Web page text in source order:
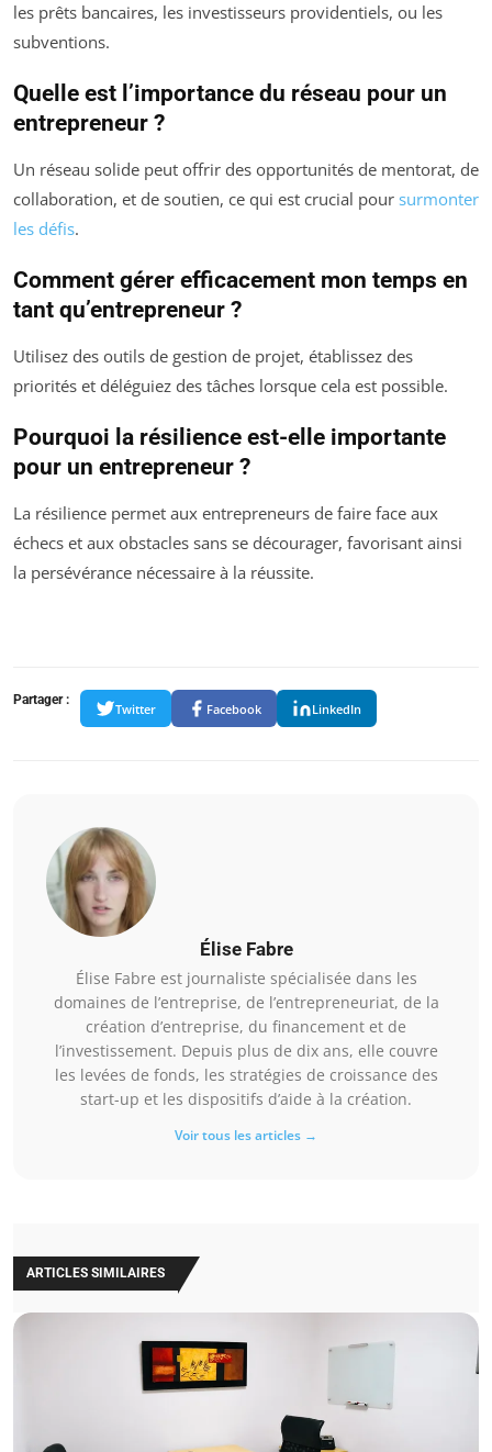
les prêts bancaires, les investisseurs providentiels, ou les
subventions.
Quelle est l’importance du réseau pour un
entrepreneur ?
Un réseau solide peut offrir des opportunités de mentorat, de
collaboration, et de soutien, ce qui est crucial pour surmonter
les défis.
Comment gérer efficacement mon temps en
tant qu’entrepreneur ?
Utilisez des outils de gestion de projet, établissez des
priorités et déléguiez des tâches lorsque cela est possible.
Pourquoi la résilience est-elle importante
pour un entrepreneur ?
La résilience permet aux entrepreneurs de faire face aux
échecs et aux obstacles sans se décourager, favorisant ainsi
la persévérance nécessaire à la réussite.
Partager :
Twitter Facebook LinkedIn
Élise Fabre
Élise Fabre est journaliste spécialisée dans les
domaines de l’entreprise, de l’entrepreneuriat, de la
création d’entreprise, du financement et de
l’investissement. Depuis plus de dix ans, elle couvre
les levées de fonds, les stratégies de croissance des
start-up et les dispositifs d’aide à la création.
Voir tous les articles →
ARTICLES SIMILAIRES